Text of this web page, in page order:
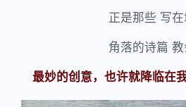
正是那些 写
角落的诗篇
最妙的创意，也许就降临在